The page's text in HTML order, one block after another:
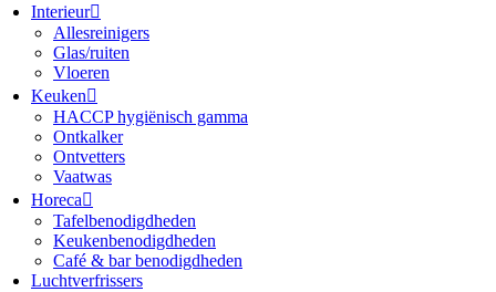
Interieur
Allesreinigers
Glas/ruiten
Vloeren
Keuken
HACCP hygiënisch gamma
Ontkalker
Ontvetters
Vaatwas
Horeca
Tafelbenodigdheden
Keukenbenodigdheden
Café & bar benodigdheden
Luchtverfrissers